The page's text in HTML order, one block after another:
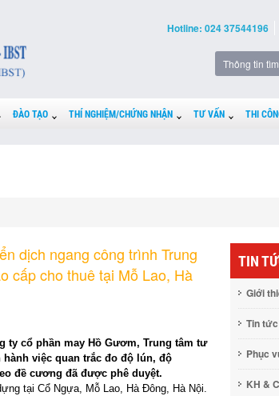
Hotline: 024 37544196
ĐÀO TẠO THÍ NGHIỆM/CHỨNG NHẬN TƯ VẤN THI
dịch ngang công trình Trung
cấp cho thuê tại Mỗ Lao, Hà
ty cổ phần may Hồ Gươm, Trung tâm tư
hành việc quan trắc đo độ lún, độ
đề cương đã được phê duyệt.
tại Cổ Ngựa, Mỗ Lao, Hà Đông, Hà Nội.
TIN
Giới
Tin tức
Phục
KH &